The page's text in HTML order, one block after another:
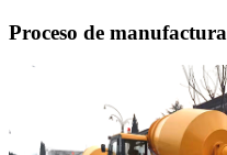
Proceso de manufactura